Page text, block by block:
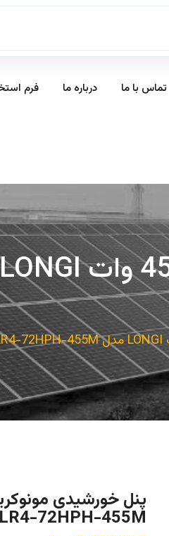
تماس با ما درباره ما فرم
LR4-72HPH-455M